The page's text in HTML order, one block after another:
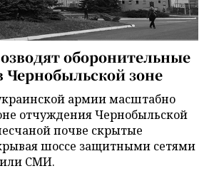
оборонительные
Чернобыльской зоне
армии масштабно
отчуждения Чернобыльской
почве скрытые
шоссе защитными сетями
СМИ.